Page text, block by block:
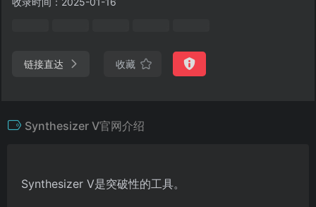
链接直达 收藏
Synthesizer V官网介绍
Synthesizer V是突破性的工具。